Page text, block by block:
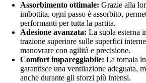
Assorbimento ottimale: Grazie alla
imbottita, ogni passo è assorbito,
performanti per tutta la partita.
Adesione avanzata: La suola esterna
trazione superiore sulle superfici
manovrare con agilità e precisione.
Comfort impareggiabile: La tomaia
garantisce una ventilazione adeguata,
anche durante gli sforzi più intensi.